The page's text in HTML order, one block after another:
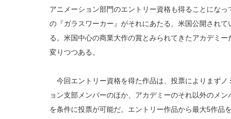
アニメーション部門のエントリー資格も得ることにな
の『ガラスワーカー』がそれにあたる。米国公開され
る。米国中心の商業大作の賞とみられてきたアカデミ
変りつつある。
今回エントリー資格を得た作品は、投票によりまずノ
ョン支部メンバーのほか、アカデミーのそれ以外のメ
を条件に投票が可能だ。エントリー作品から最大5作品